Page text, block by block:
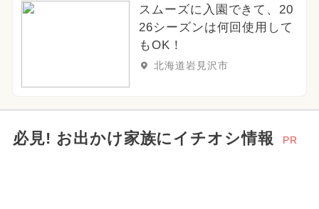
2025年2月のイベント クリスマス
スムーズに入園できて、20
26シーズンは何回使用して
もOK！
北海道岩見沢市
必見! お出かけ家族にイチオシ情報 PR